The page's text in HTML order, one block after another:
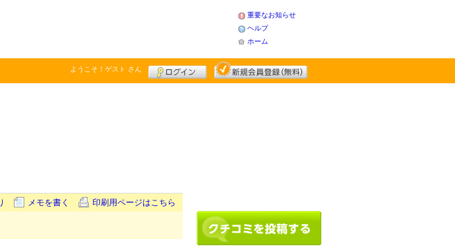
重要なお知らせ
ヘルプ
ホーム
ようこそ！ ゲスト さん
メモを書く 印刷用ページはこちら